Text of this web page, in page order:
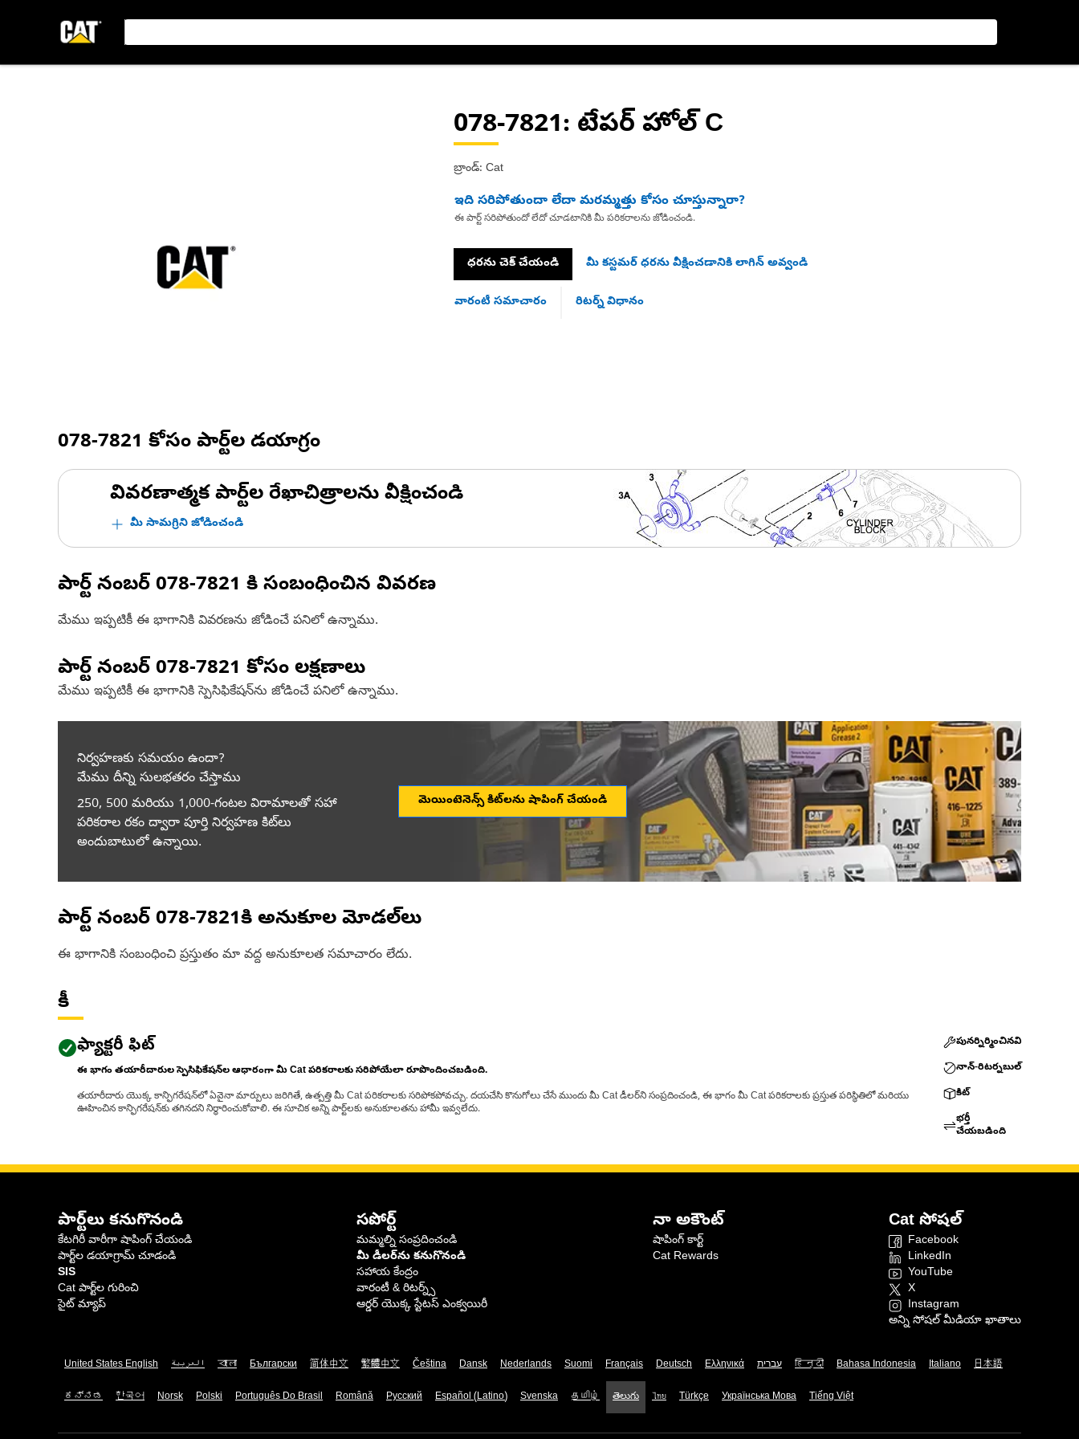
078-7821: టేపర్ హోల్ C
బ్రాండ్: Cat
ఇది సరిపోతుందా లేదా మరమ్మత్తు కోసం చూస్తున్నారా?
ఈ పార్ట్ సరిపోతుందో లేదో చూడటానికి మీ పరికరాలను జోడించండి.
ధరను చెక్ చేయండి మీ కస్టమర్ ధరను వీక్షించడానికి లాగిన్ అవ్వండి
వారంటీ సమాచారం రిటర్న్ విధానం
078-7821 కోసం పార్ట్‌ల డయాగ్రం
వివరణాత్మక పార్ట్‌ల రేఖాచిత్రాలను వీక్షించండి
మీ సామగ్రిని జోడించండి
పార్ట్ నంబర్ 078-7821 కి సంబంధించిన వివరణ
మేము ఇప్పటికీ ఈ భాగానికి వివరణను జోడించే పనిలో ఉన్నాము.
పార్ట్ నంబర్ 078-7821 కోసం లక్షణాలు
మేము ఇప్పటికీ ఈ భాగానికి స్పెసిఫికేషన్‌ను జోడించే పనిలో ఉన్నాము.
నిర్వహణకు సమయం ఉందా?
మేము దీన్ని సులభతరం చేస్తాము
250, 500 మరియు 1,000-గంటల విరామాలతో సహా
పరికరాల రకం ద్వారా పూర్తి నిర్వహణ కిట్‌లు
అందుబాటులో ఉన్నాయి.
మెయింటెనెన్స్ కిట్‌లను షాపింగ్ చేయండి
పార్ట్ నంబర్ 078-7821కి అనుకూల మోడల్‌లు
ఈ భాగానికి సంబంధించి ప్రస్తుతం మా వద్ద అనుకూలత సమాచారం లేదు.
కీ
ఫ్యాక్టరీ ఫిట్
ఈ భాగం తయారీదారుల స్పెసిఫికేషన్‌ల ఆధారంగా మీ Cat పరికరాలకు సరిపోయేలా రూపొందించబడింది.
తయారీదారు యొక్క కాన్ఫిగరేషన్‌లో ఏవైనా మార్పులు జరిగితే, ఉత్పత్తి మీ Cat పరికరాలకు సరిపోకపోవచ్చు. దయచేసి కొనుగోలు చేసే ముందు మీ Cat డీలర్‌ని సంప్రదించండి, ఈ భాగం మీ Cat పరికరాలకు ప్రస్తుత పరిస్థితిలో మరియు
ఊహించిన కాన్ఫిగరేషన్‌కు తగినదని నిర్ధారించుకోవాలి. ఈ సూచిక అన్ని పార్ట్‌లకు అనుకూలతను హామీ ఇవ్వలేదు.
పునర్నిర్మించినవి
నాన్-రిటర్నబుల్
కిట్
భర్తీ
చేయబడింది
పార్ట్‌లు కనుగొనండి
కేటగిరీ వారీగా షాపింగ్ చేయండి
పార్ట్‌ల డయాగ్రామ్ చూడండి
SIS
Cat పార్ట్‌ల గురించి
సైట్ మ్యాప్
సపోర్ట్
మమ్మల్ని సంప్రదించండి
మీ డీలర్‌ను కనుగొనండి
సహాయ కేంద్రం
వారంటీ & రిటర్న్స్
ఆర్డర్ యొక్క స్టేటస్ ఎంక్వయిరీ
నా అకౌంట్
షాపింగ్ కార్ట్
Cat Rewards
Cat సోషల్
Facebook
LinkedIn
YouTube
X
Instagram
అన్ని సోషల్ మీడియా ఖాతాలు
United States English العربية বাংলা Български 简体中文 繁體中文 Čeština Dansk Nederlands Suomi Français Deutsch Ελληνικά עברית हिन्दी Bahasa Indonesia Italiano 日本語
ಕನ್ನಡ 한국어 Norsk Polski Português Do Brasil Română Русский Español (Latino) Svenska தமிழ் తెలుగు ไทย Türkçe Українська Мова Tiếng Việt